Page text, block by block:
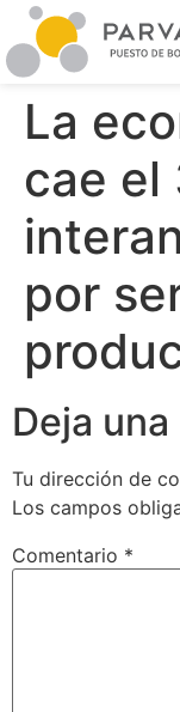
La
cae el
por
Deja
Tu dirección de
Los campos
Comentario *